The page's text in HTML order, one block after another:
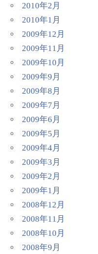
2010年2月
2010年1月
2009年12月
2009年11月
2009年10月
2009年9月
2009年8月
2009年7月
2009年6月
2009年5月
2009年4月
2009年3月
2009年2月
2009年1月
2008年12月
2008年11月
2008年10月
2008年9月